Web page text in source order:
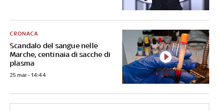
Scandalo del sangue nelle
Marche, centinaia di sacche di
plasma
CRONACA
25 mar - 14:44